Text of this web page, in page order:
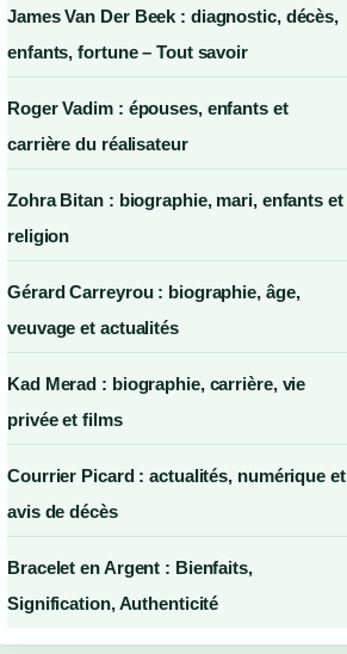
James Van Der Beek : diagnostic, décès,
enfants, fortune – Tout savoir
Roger Vadim : épouses, enfants et
carrière du réalisateur
Zohra Bitan : biographie, mari, enfants et
religion
Gérard Carreyrou : biographie, âge,
veuvage et actualités
Kad Merad : biographie, carrière, vie
privée et films
Courrier Picard : actualités, numérique et
avis de décès
Bracelet en Argent : Bienfaits,
Signification, Authenticité